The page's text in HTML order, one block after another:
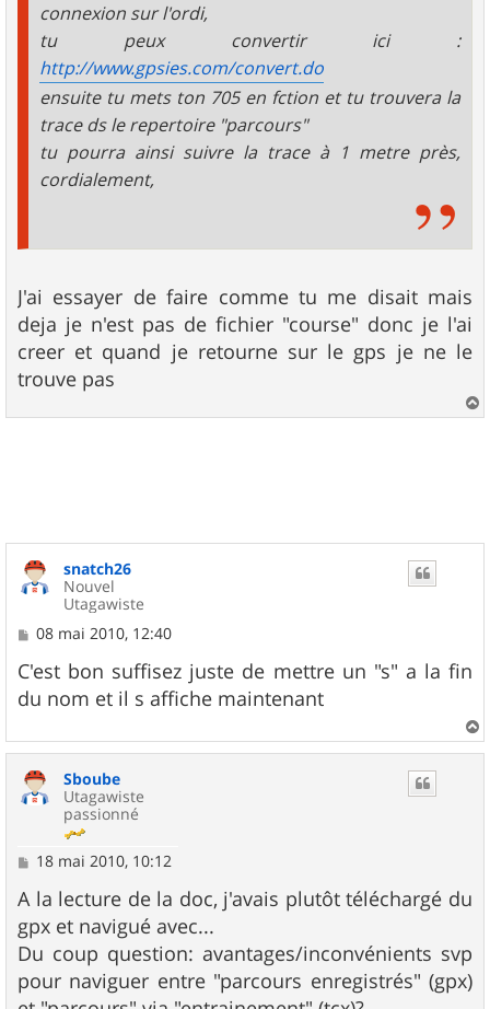
connexion sur l'ordi,
tu peux convertir ici :
http://www.gpsies.com/convert.do
ensuite tu mets ton 705 en fction et tu trouvera la
trace ds le repertoire "parcours"
tu pourra ainsi suivre la trace à 1 metre près,
cordialement,
J'ai essayer de faire comme tu me disait mais
deja je n'est pas de fichier "course" donc je l'ai
creer et quand je retourne sur le gps je ne le
trouve pas
a
snatch26
Nouvel
Utagawiste
M
s
s
a
e
08 mai 2010, 12:40
C'est bon suffisez juste de mettre un "s" a la fin
du nom et il s affiche maintenant
a
Sboube
Utagawiste
passionné
M
s
s
a
g
e
18 mai 2010, 10:12
A la lecture de la doc, j'avais plutôt téléchargé du
gpx et navigué avec...
Du coup question: avantages/inconvénients svp
pour naviguer entre "parcours enregistrés" (gpx)